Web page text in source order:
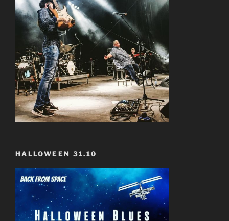
HALLOWEEN 31.10